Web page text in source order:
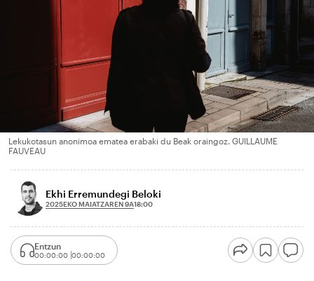
Lekukotasun anonimoa ematea erabaki du Beak oraingoz. GUILLAUME
FAUVEAU
Ekhi Erremundegi Beloki
2025EKO MAIATZAREN 9A18:00
Entzun
00:00:00 00:00:00